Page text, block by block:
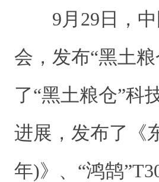
9月29日，中
会，发布“黑土
了“黑土粮仓”科
进展，发布了《
年)》、“鸿鹄